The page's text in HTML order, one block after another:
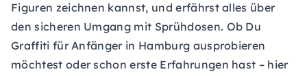
Figuren zeichnen kannst, und erfährst alles über
den sicheren Umgang mit Sprühdosen. Ob Du
Graffiti für Anfänger in Hamburg ausprobieren
möchtest oder schon erste Erfahrungen hast – hier